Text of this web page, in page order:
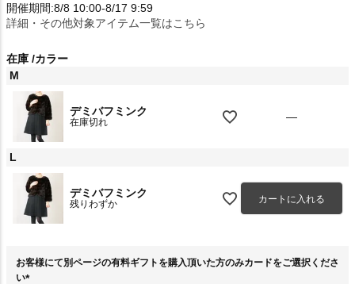
開催期間:8/8 10:00-8/17 9:59
詳細・その他対象アイテム一覧はこちら
在庫 カラー
M
デミバフミンク
在庫切れ —
L
デミバフミンク
残りわずか カートに入れる
お客様にて別ページの有料ギフトを購入頂いた方のみカードをご選択くださ
い